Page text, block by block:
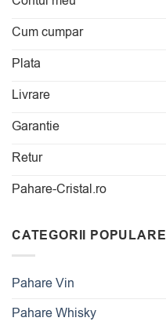
Cum cumpar
Plata
Livrare
Garantie
Retur
Pahare-Cristal.ro
CATEGORII POPULARE
Pahare Vin
Pahare Whisky